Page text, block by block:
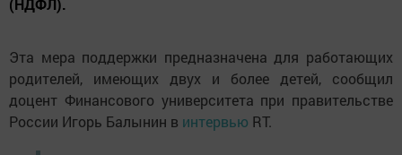
(НДФЛ).
Эта мера поддержки предназначена для работающих
родителей, имеющих двух и более детей, сообщил
доцент Финансового университета при правительстве
России Игорь Балынин в интервью RT.